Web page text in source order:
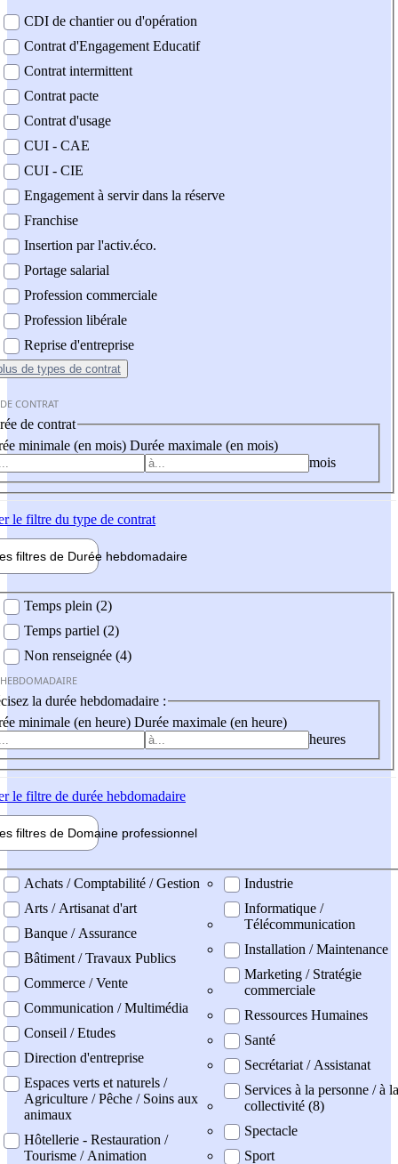
CDI de chantier ou d'opération
Contrat d'Engagement Educatif
Contrat intermittent
Contrat pacte
Contrat d'usage
CUI - CAE
CUI - CIE
Engagement à servir dans la réserve
Franchise
Insertion par l'activ.éco.
Portage salarial
Profession commerciale
Profession libérale
Reprise d'entreprise
de types de contrat
CONTRAT
de contrat
minimale (en mois) Durée maximale (en mois)
mois
le filtre du type de contrat
filtres de Durée hebdomadaire
Temps plein (2)
Temps partiel (2)
Non renseignée (4)
la durée hebdomadaire :
minimale (en heure) Durée maximale (en heure)
heures
le filtre de durée hebdomadaire
filtres de Domaine professionnel
professionel
Achats / Comptabilité / Gestion
Arts / Artisanat d'art
Banque / Assurance
Bâtiment / Travaux Publics
Commerce / Vente
Communication / Multimédia
Conseil / Etudes
Direction d'entreprise
Espaces verts et naturels /
Agriculture / Pêche / Soins aux
animaux
Hôtellerie - Restauration /
Tourisme / Animation
Industrie
Informatique /
Télécommunication
Installation / Maintenance
Marketing / Stratégie
commerciale
Ressources Humaines
Santé
Secrétariat / Assistanat
Services à la personne / à la
collectivité (8)
Spectacle
Sport